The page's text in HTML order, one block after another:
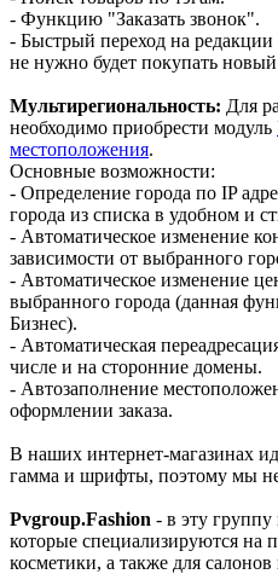
- Функцию "Заказать звонок".
- Быстрый переход на
не нужно будет покупать
Мультирегиональность: Для
необходимо приобрести модуль
местоположения.
Основные возможности:
- Определение города по IP
города из списка в удобном и
- Автоматическое изменение
зависимости от выбранного
- Автоматическое изменение
выбранного города (данная
Бизнес).
- Автоматическая
числе и на сторонние домены.
- Автозаполнение
оформлении заказа.
В наших интернет-магазинах
гамма и шрифты, поэтому мы не
Pvgroup.Fashion - в эту группу
которые специализируются на
косметики, а также для салонов